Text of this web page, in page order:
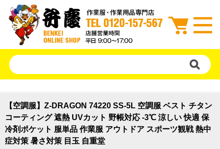
【空調服】Z-DRAGON 74220 SS-5L 空調服 ベスト チタン
コーティング 遮熱 UVカット 野帳対応 -3℃ 涼しい 快適 保
冷剤ポケット 服単品 作業服 アウトドア スポーツ観戦 熱中
症対策 暑さ対策 目玉 自重堂